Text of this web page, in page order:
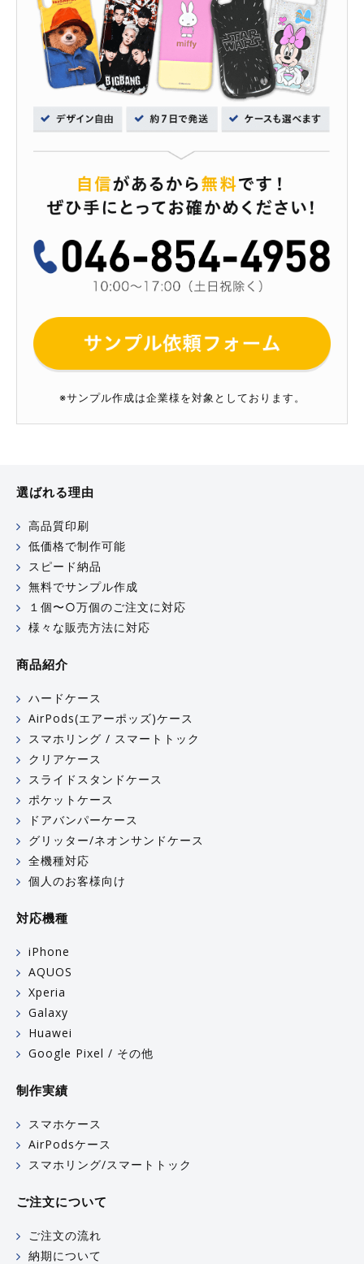
※サンプル作成は企業様を対象としております。
選ばれる理由
高品質印刷
低価格で制作可能
スピード納品
無料でサンプル作成
１個〜○万個のご注文に対応
様々な販売方法に対応
商品紹介
ハードケース
AirPods(エアーポッズ)ケース
スマホリング / スマートトック
クリアケース
スライドスタンドケース
ポケットケース
ドアバンパーケース
グリッター/ネオンサンドケース
全機種対応
個人のお客様向け
対応機種
iPhone
AQUOS
Xperia
Galaxy
Huawei
Google Pixel / その他
制作実績
スマホケース
AirPodsケース
スマホリング/スマートトック
ご注文について
ご注文の流れ
納期について